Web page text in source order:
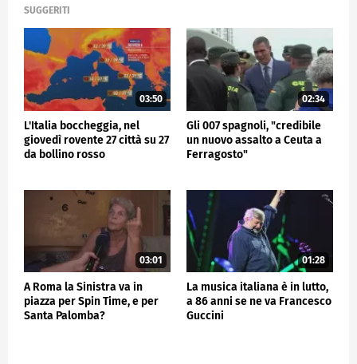
SUGGERITI
03:50
L'Italia boccheggia, nel
giovedì rovente 27 città su 27
da bollino rosso
02:34
Gli 007 spagnoli, "credibile
un nuovo assalto a Ceuta a
Ferragosto"
03:01
A Roma la Sinistra va in
piazza per Spin Time, e per
Santa Palomba?
01:28
La musica italiana è in lutto,
a 86 anni se ne va Francesco
Guccini